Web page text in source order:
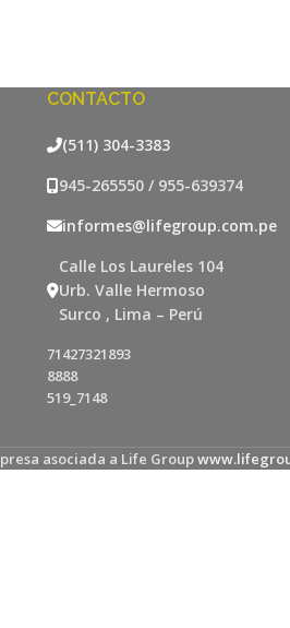
CONTACTO
(511) 304-3383
945-265550 / 955-639374
informes@lifegroup.com.pe
Calle Los Laureles 104
Urb. Valle Hermoso
Surco , Lima – Perú
71427321893
8888
519_7148
asociada a Life Group